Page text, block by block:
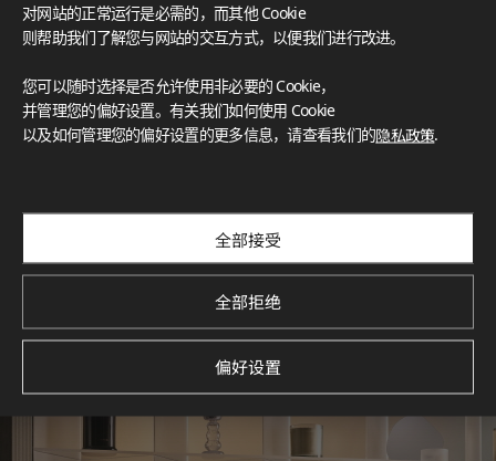
What These Certifications Mean
灵感画廊
对网站的正常运行是必需的，而其他 Cookie
则帮助我们了解您与网站的交互方式，以便我们进行改进。
您可以随时选择是否允许使用非必要的 Cookie，
并管理您的偏好设置。有关我们如何使用 Cookie
以及如何管理您的偏好设置的更多信息，请查看我们的隐私政策.
全部接受
全部拒绝
偏好设置